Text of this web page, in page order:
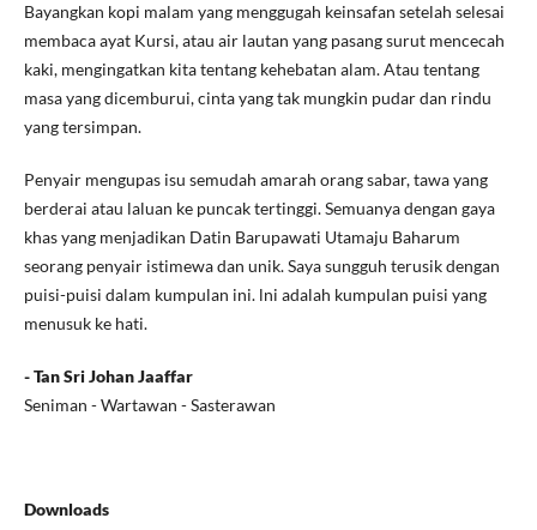
Bayangkan kopi malam yang menggugah keinsafan setelah selesai
membaca ayat Kursi, atau air lautan yang pasang surut mencecah
kaki, mengingatkan kita tentang kehebatan alam. Atau tentang
masa yang dicemburui, cinta yang tak mungkin pudar dan rindu
yang tersimpan.
Penyair mengupas isu semudah amarah orang sabar, tawa yang
berderai atau laluan ke puncak tertinggi. Semuanya dengan gaya
khas yang menjadikan Datin Barupawati Utamaju Baharum
seorang penyair istimewa dan unik. Saya sungguh terusik dengan
puisi-puisi dalam kumpulan ini. lni adalah kumpulan puisi yang
menusuk ke hati.
- Tan Sri Johan Jaaffar
Seniman - Wartawan - Sasterawan
Downloads